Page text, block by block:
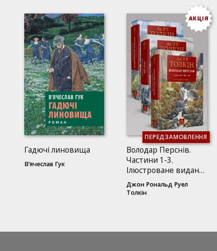
Гадючі линовища
В’ячеслав Гук
АКЦІЯ
ПЕРЕДЗАМОВЛЕННЯ
Володар Перснів.
Частини 1-3.
Ілюстроване видання
(3 КНИГИ)
Джон Рональд Руел
Толкін